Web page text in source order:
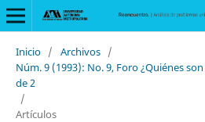
Inicio / Archivos /
Núm. 9 (1993): No. 9, Foro ¿Quiénes
de 2
/
Artículos